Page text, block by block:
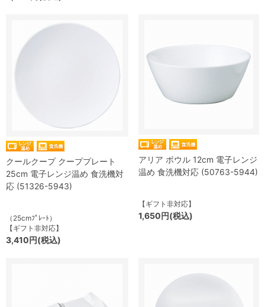
クールクープ クーププレート
25cm 電子レンジ温め 食洗機対
応 (51326-5943)
（25cmﾌﾟﾚｰﾄ）
【ギフト非対応】
3,410円(税込)
アリア ボウル 12cm 電子レンジ
温め 食洗機対応 (50763-5944)
【ギフト非対応】
1,650円(税込)